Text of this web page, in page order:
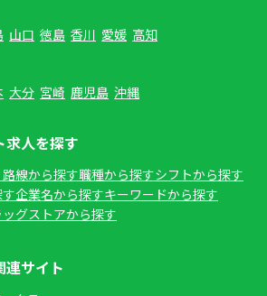
山口 徳島 香川 愛媛 高知
大分 宮崎 鹿児島 沖縄
求人を探す
線から探す職種から探すシフトから探す
企業名から探すキーワードから探す
ッグストアから探す
連サイト